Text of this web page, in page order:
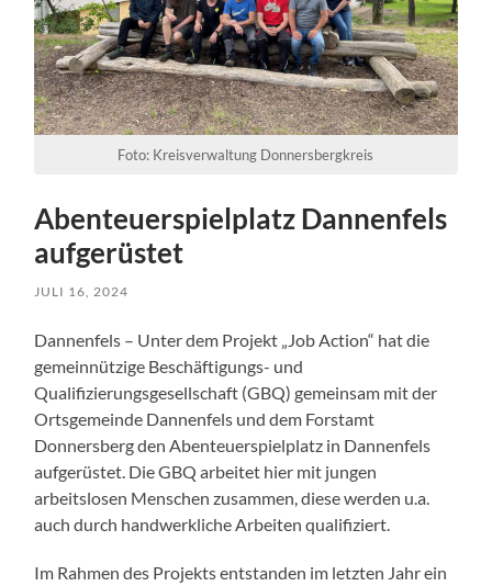
Foto: Kreisverwaltung Donnersbergkreis
Abenteuerspielplatz Dannenfels
aufgerüstet
JULI 16, 2024
Dannenfels – Unter dem Projekt „Job Action“ hat die
gemeinnützige Beschäftigungs- und
Qualifizierungsgesellschaft (GBQ) gemeinsam mit der
Ortsgemeinde Dannenfels und dem Forstamt
Donnersberg den Abenteuerspielplatz in Dannenfels
aufgerüstet. Die GBQ arbeitet hier mit jungen
arbeitslosen Menschen zusammen, diese werden u.a.
auch durch handwerkliche Arbeiten qualifiziert.
Im Rahmen des Projekts entstanden im letzten Jahr ein